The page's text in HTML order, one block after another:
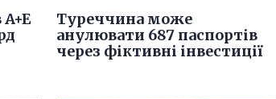
Туреччина може
анулювати 687 паспортів
через фіктивні інвестиції